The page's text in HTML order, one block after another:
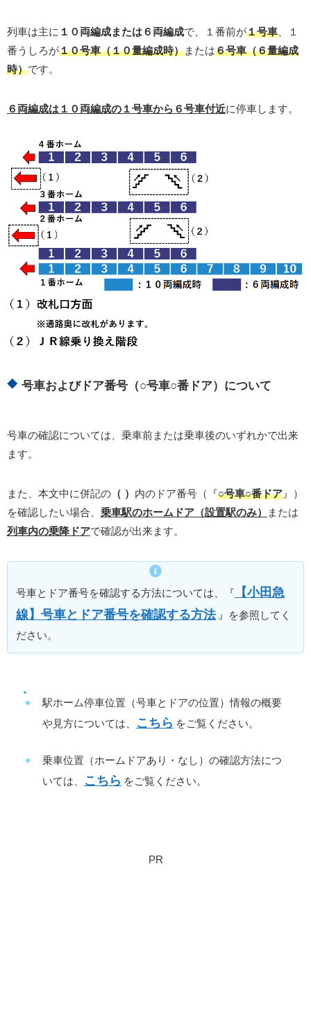
列車は主に １０両編成または６両編成で、１番前が１号車 、１
番うしろが１０号車（１０量編成時）または６号車（６量編成
時）です。
６両編成は１０両編成の１号車から６号車付近に停車します。
号車およびドア番号（○号車○番ドア）について
号車の確認については、乗車前または乗車後のいずれかで出来
ます。
また、本文中に併記の （ ） 内のドア番号（『○号車○番ドア 』）
を確認したい場合、 乗車駅のホームドア（設置駅のみ）
または
列車内の乗降ドアで確認が出来ます。
号車とドア番号を確認する方法については、『
【小田急
線】号車とドア番号を確認する方法 』を参照してく
ださい。
駅ホーム停車位置（号車とドアの位置）情報の概要
や見方については、
こちら をご覧ください。
乗車位置（ホームドアあり・なし）の確認方法につ
いては、
こちら をご覧ください。
PR